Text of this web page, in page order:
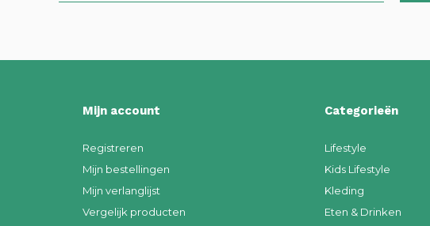
Mijn account
Registreren
Mijn bestellingen
Mijn verlanglijst
Vergelijk producten
Categorieën
Lifestyle
Kids Lifestyle
Kleding
Eten & Drinken